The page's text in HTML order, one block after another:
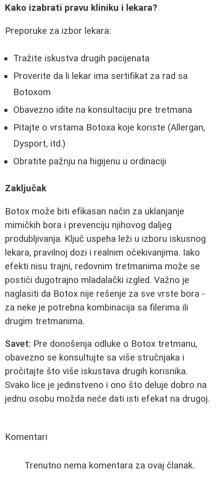
Kako izabrati pravu kliniku i lekara?
Preporuke za izbor lekara:
Tražite iskustva drugih pacijenata
Proverite da li lekar ima sertifikat za rad sa
Botoxom
Obavezno idite na konsultaciju pre tretmana
Pitajte o vrstama Botoxa koje koriste (Allergan,
Dysport, itd.)
Obratite pažnju na higijenu u ordinaciji
Zaključak
Botox može biti efikasan način za uklanjanje
mimičkih bora i prevenciju njihovog daljeg
produbljivanja. Ključ uspeha leži u izboru iskusnog
lekara, pravilnoj dozi i realnim očekivanjima. Iako
efekti nisu trajni, redovnim tretmanima može se
postići dugotrajno mladalački izgled. Važno je
naglasiti da Botox nije rešenje za sve vrste bora -
za neke je potrebna kombinacija sa filerima ili
drugim tretmanima.
Savet: Pre donošenja odluke o Botox tretmanu,
obavezno se konsultujte sa više stručnjaka i
pročitajte što više iskustava drugih korisnika.
Svako lice je jedinstveno i ono što deluje dobro na
jednu osobu možda neće dati isti efekat na drugoj.
Komentari
Trenutno nema komentara za ovaj članak.